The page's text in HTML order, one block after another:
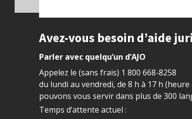
Site footer
Avez-vous besoin d’aide
Parler avec quelqu’un d’AJO
Appelez le (sans frais) 1 800 668-8258
du lundi au vendredi, de 8 h à 17 h
pouvons vous servir dans plus de 300
Temps d’attente actuel :